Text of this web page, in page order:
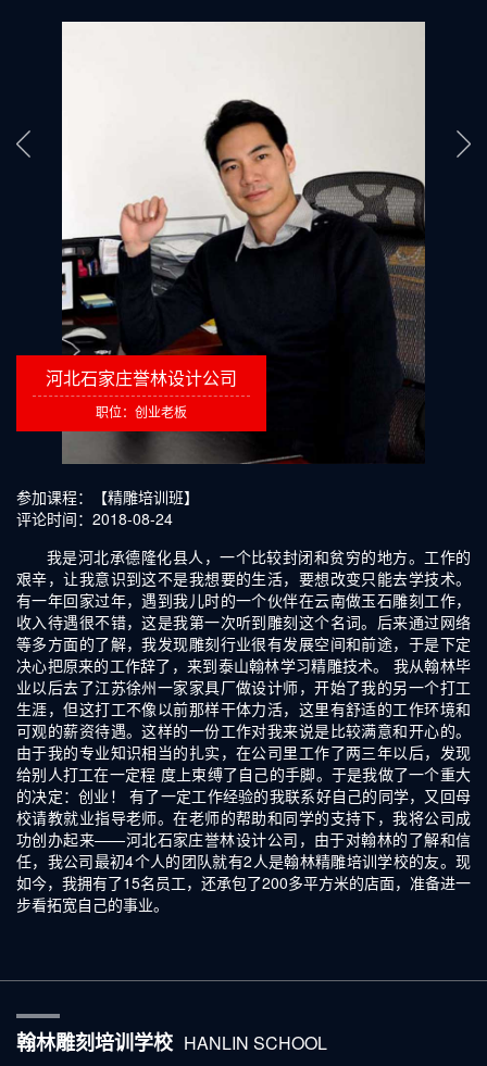
河北石家庄誉林设计公司
职位：创业老板
参加课程：【精雕培训班】
评论时间：2018-08-24
我是河北承德隆化县人，一个比较封闭和贫穷的地方。工作的
艰辛，让我意识到这不是我想要的生活，要想改变只能去学技术。
有一年回家过年，遇到我儿时的一个伙伴在云南做玉石雕刻工作，
收入待遇很不错，这是我第一次听到雕刻这个名词。后来通过网络
等多方面的了解，我发现雕刻行业很有发展空间和前途，于是下定
决心把原来的工作辞了，来到泰山翰林学习精雕技术。 我从翰林毕
业以后去了江苏徐州一家家具厂做设计师，开始了我的另一个打工
生涯，但这打工不像以前那样干体力活，这里有舒适的工作环境和
可观的薪资待遇。这样的一份工作对我来说是比较满意和开心的。
由于我的专业知识相当的扎实，在公司里工作了两三年以后，发现
给别人打工在一定程 度上束缚了自己的手脚。于是我做了一个重大
的决定：创业！ 有了一定工作经验的我联系好自己的同学，又回母
校请教就业指导老师。在老师的帮助和同学的支持下，我将公司成
功创办起来——河北石家庄誉林设计公司，由于对翰林的了解和信
任，我公司最初4个人的团队就有2人是翰林精雕培训学校的友。现
如今，我拥有了15名员工，还承包了200多平方米的店面，准备进一
步看拓宽自己的事业。
翰林雕刻培训学校 HANLIN SCHOOL